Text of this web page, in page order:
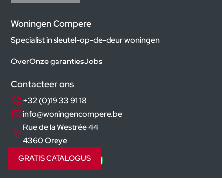
GRATIS CATALOGUS
Woningen Compere
Specialist in sleutel-op-de-deur woningen
OverOnze garantiesJobs
Contacteer ons
+32 (0)19 33 91 18
info@woningencompere.be
Rue de la Westrée 44
4360 Oreye